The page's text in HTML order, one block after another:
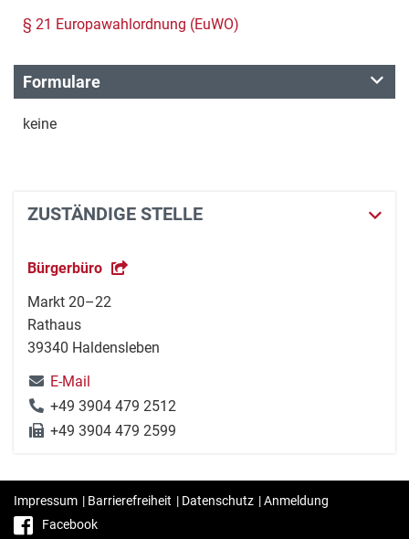
§ 21 Europawahlordnung (EuWO)
Formulare
keine
ZUSTÄNDIGE STELLE
Bürgerbüro
Markt 20–22
Rathaus
39340 Haldensleben
E-Mail
+49 3904 479 2512
+49 3904 479 2599
Impressum | Barrierefreiheit | Datenschutz |Anmeldung
Facebook